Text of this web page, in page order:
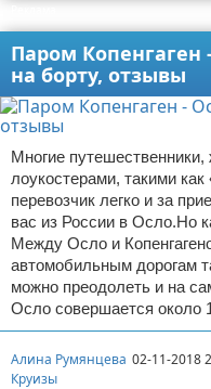
Паром Копенгаген
на борту, отзывы
Многие
лоукостерами, такими
перевозчик легко и за
вас из России в Осло.Но
Между Осло и
автомобильным дорогам
можно преодолеть и на
Осло совершается около
Алина Румянцева 02-11-2018
Круизы